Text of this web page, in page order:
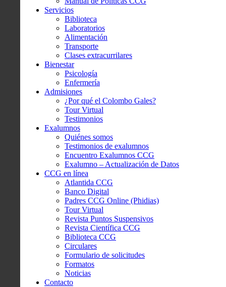
Servicios
Biblioteca
Laboratorios
Alimentación
Transporte
Clases extracurrilares
Bienestar
Psicología
Enfermería
Admisiones
¿Por qué el Colombo Gales?
Tour Virtual
Testimonios
Exalumnos
Quiénes somos
Testimonios de exalumnos
Encuentro Exalumnos CCG
Exalumno – Actualización de Datos
CCG en línea
Atlantida CCG
Banco Digital
Padres CCG Online (Phidias)
Tour Virtual
Revista Puntos Suspensivos
Revista Científica CCG
Biblioteca CCG
Circulares
Formulario de solicitudes
Formatos
Noticias
Contacto